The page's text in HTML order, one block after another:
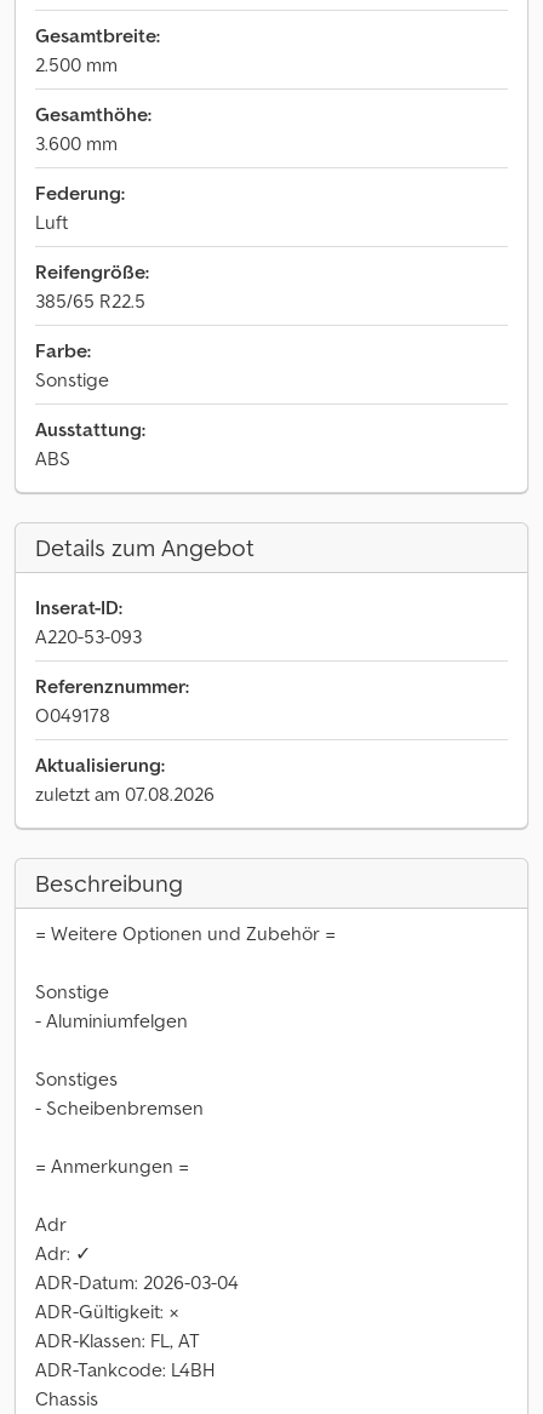
Gesamtbreite:
2.500 mm
Gesamthöhe:
3.600 mm
Federung:
Luft
Reifengröße:
385/65 R22.5
Farbe:
Sonstige
Ausstattung:
ABS
Details zum Angebot
Inserat-ID:
A220-53-093
Referenznummer:
O049178
Aktualisierung:
zuletzt am 07.08.2026
Beschreibung
= Weitere Optionen und Zubehör =
Sonstige
- Aluminiumfelgen
Sonstiges
- Scheibenbremsen
= Anmerkungen =
Adr
Adr: ✓
ADR-Datum: 2026-03-04
ADR-Gültigkeit: ×
ADR-Klassen: FL, AT
ADR-Tankcode: L4BH
Chassis